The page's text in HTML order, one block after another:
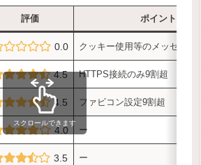
評価 ポイント
0.0 クッキー使用等のメッセージ
4.5 HTTPS接続のみ9割超
4.5 ファビコン設定9割超
4.0 ー
3.5 ー
スクロールできます